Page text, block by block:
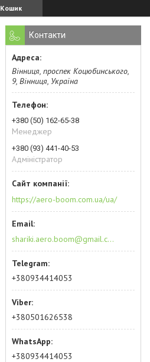
Кошик
Контакти
Вінниця, проспек Коцюбинського,
9, Вінниця, Україна
+380 (50) 162-65-38
Менеджер
+380 (93) 441-40-53
Адміністратор
https://aero-boom.com.ua/ua/
shariki.aero.boom@gmail.com
+380934414053
+380501626538
+380934414053